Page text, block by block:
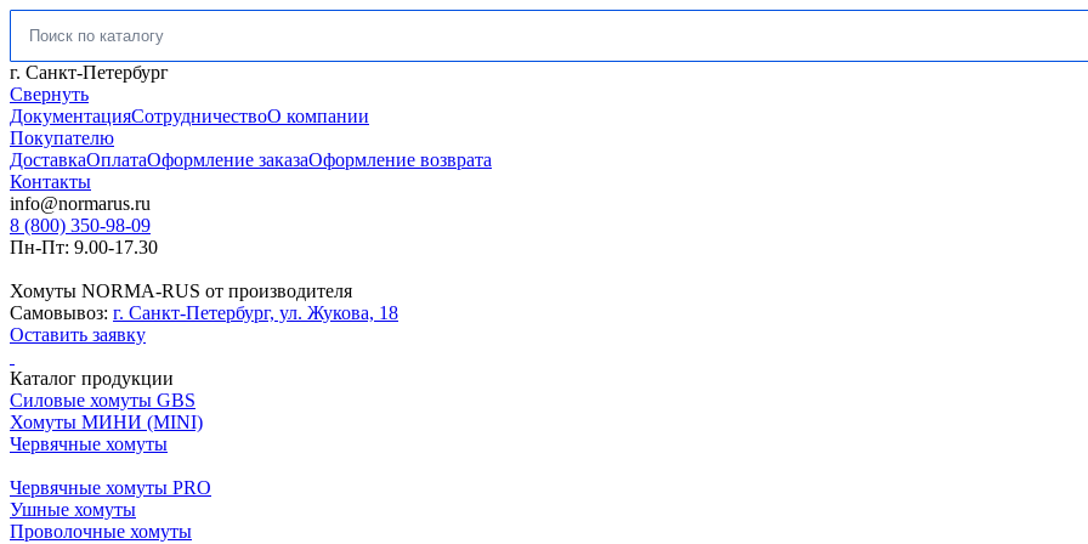
Искать:
г. Санкт-Петербург
Свернуть
ДокументацияСотрудничествоО компании
Покупателю
ДоставкаОплатаОформление заказаОформление возврата
Контакты
info@normarus.ru
8 (800) 350-98-09
Пн-Пт: 9.00-17.30
Хомуты NORMA-RUS от производителя
Самовывоз: г. Санкт-Петербург, ул. Жукова, 18
Оставить заявку
Каталог продукции
Силовые хомуты GBS
Хомуты МИНИ (MINI)
Червячные хомуты
Червячные хомуты PRO
Ушные хомуты
Проволочные хомуты